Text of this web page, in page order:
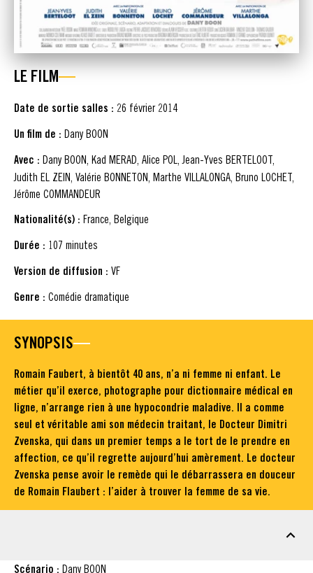
LE FILM
Date de sortie salles : 26 février 2014
Un film de : Dany BOON
Avec : Dany BOON, Kad MERAD, Alice POL, Jean-Yves BERTELOOT,
Judith EL ZEIN, Valérie BONNETON, Marthe VILLALONGA, Bruno LOCHET,
Jérôme COMMANDEUR
Nationalité(s) : France, Belgique
Durée : 107 minutes
Version de diffusion : VF
Genre : Comédie dramatique
SYNOPSIS
Romain Faubert, à bientôt 40 ans, n’a ni femme ni enfant. Le
métier qu’il exerce, photographe pour dictionnaire médical en
ligne, n’arrange rien à une hypocondrie maladive. Il a comme
seul et véritable ami son médecin traitant, le Docteur Dimitri
Zvenska, qui dans un premier temps a le tort de le prendre en
affection, ce qu’il regrette aujourd’hui amèrement. Le docteur
Zvenska pense avoir le remède qui le débarrassera en douceur
de Romain Flaubert : l’aider à trouver la femme de sa vie.
Scénario : Dany BOON